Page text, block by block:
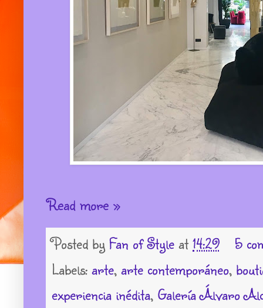
Read more »
Posted by Fan of Style at 14:29
5
Labels: arte, arte contemporáneo,
experiencia inédita, Galería Álvaro